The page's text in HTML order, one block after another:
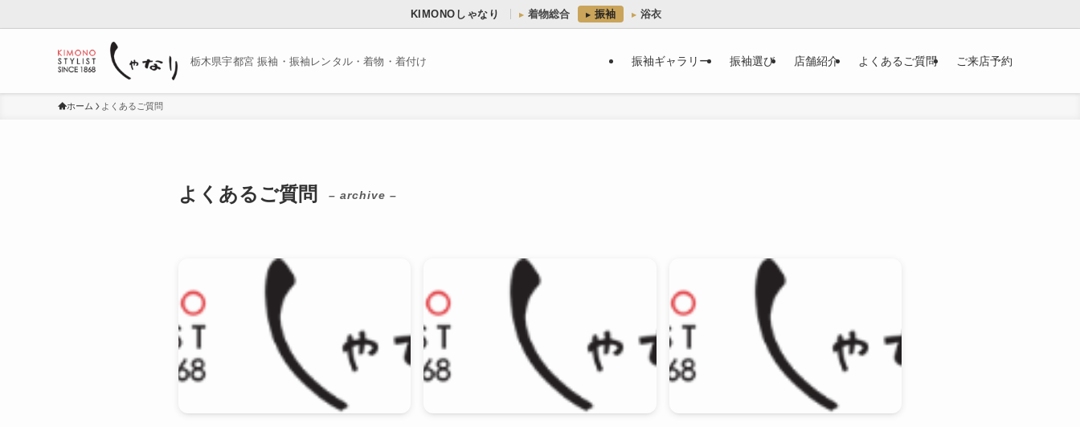
KIMONOしゃなり 着物総合 振袖 浴衣
栃木県宇都宮 振袖・振袖レンタル・着物・着付け 振袖ギャラリー 振袖選び 店舗紹介 よくあるご質問 ご来店予約
ホーム よくあるご質問
よくあるご質問 – archive –